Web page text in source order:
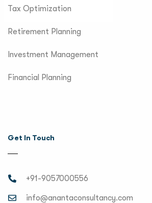
Tax Optimization
Retirement Planning
Investment Management
Financial Planning
Get In Touch
+91-9057000556
info@anantaconsultancy.com